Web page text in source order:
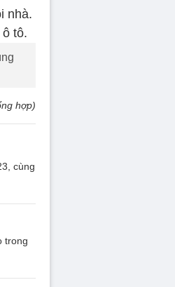
hợp)
cùng
trong